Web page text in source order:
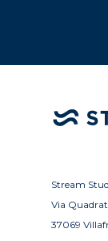
Stream
Via
37069